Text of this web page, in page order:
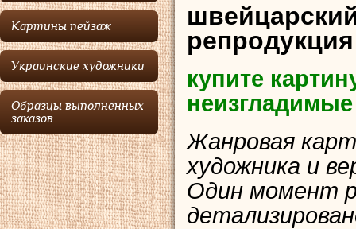
Картины пейзаж
Украинские художники
Образцы выполненных
заказов
купите
Жанровая
художника и
Один момент